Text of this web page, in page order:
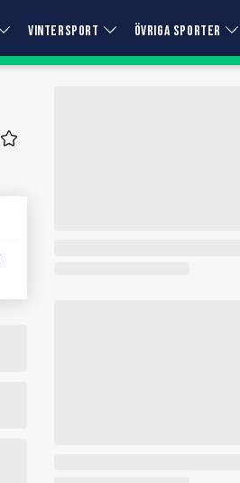
VINTERSPORT ÖVRIGA SPORTER